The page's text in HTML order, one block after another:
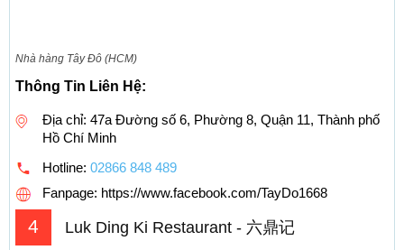
Nhà hàng Tây Đô (HCM)
Thông Tin Liên Hệ:
Địa chỉ: 47a Đường số 6, Phường 8, Quận 11, Thành phố
Hồ Chí Minh
Hotline: 02866 848 489
Fanpage: https://www.facebook.com/TayDo1668
4 Luk Ding Ki Restaurant - 六鼎记